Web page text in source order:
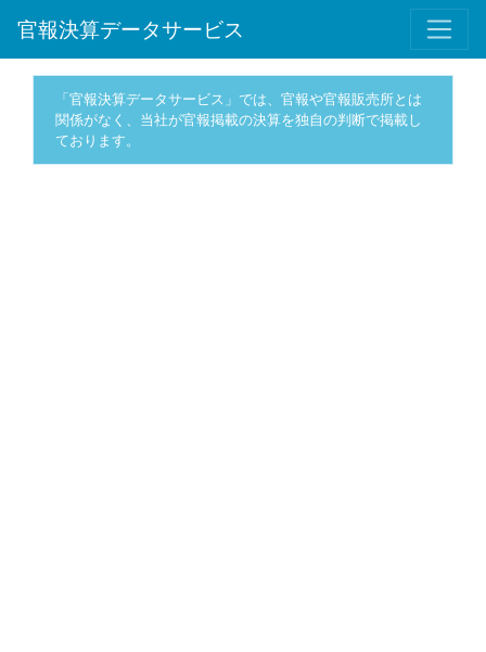
官報決算データサービス
「官報決算データサービス」では、官報や官報販売所とは
関係がなく、当社が官報掲載の決算を独自の判断で掲載し
ております。